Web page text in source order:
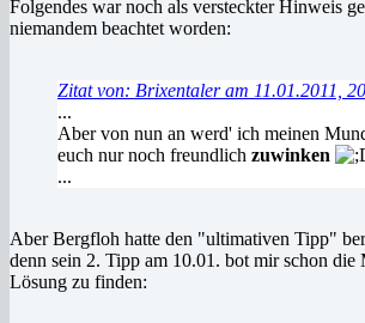
Folgendes war noch als versteckter Hinweis
niemandem beachtet worden:
Zitat von: Brixentaler am 11.01.2011,
...
Aber von nun an werd' ich meinen
euch nur noch freundlich zuwinken
...
Aber Bergfloh hatte den "ultimativen Tipp"
denn sein 2. Tipp am 10.01. bot mir schon
Lösung zu finden: